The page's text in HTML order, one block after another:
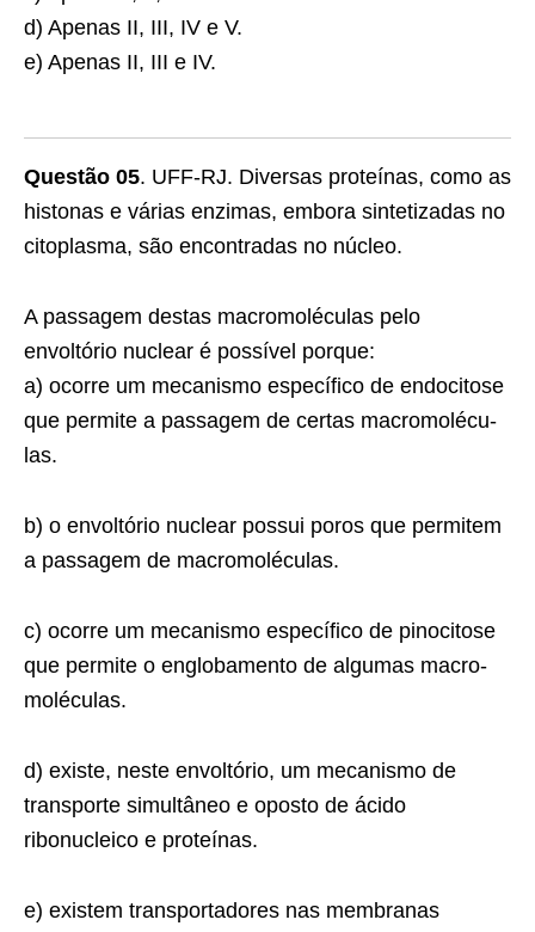
d) Apenas II, III, IV e V.
e) Apenas II, III e IV.
Questão 05. UFF-RJ. Diversas proteínas, como as
histonas e várias enzimas, embora sintetizadas no
citoplasma, são encontradas no núcleo.
A passagem destas macromoléculas pelo
envoltório nuclear é possível porque:
a) ocorre um mecanismo específico de endocitose
que permite a passagem de certas macromolécu­
las.
b) o envoltório nuclear possui poros que permitem
a passagem de macromoléculas.
c) ocorre um mecanismo específico de pinocitose
que permite o englobamento de algumas macro-
moléculas.
d) existe, neste envoltório, um mecanismo de
trans­porte simultâneo e oposto de ácido
ribonucleico e proteínas.
e) existem transportadores nas membranas